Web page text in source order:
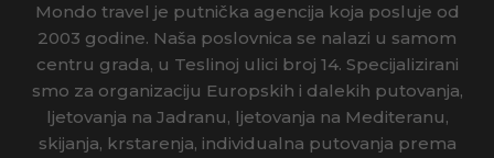
Mondo travel je putnička agencija koja posluje od
2003 godine. Naša poslovnica se nalazi u samom
centru grada, u Teslinoj ulici broj 14. Specijalizirani
smo za organizaciju Europskih i dalekih putovanja,
ljetovanja na Jadranu, ljetovanja na Mediteranu,
skijanja, krstarenja, individualna putovanja prema